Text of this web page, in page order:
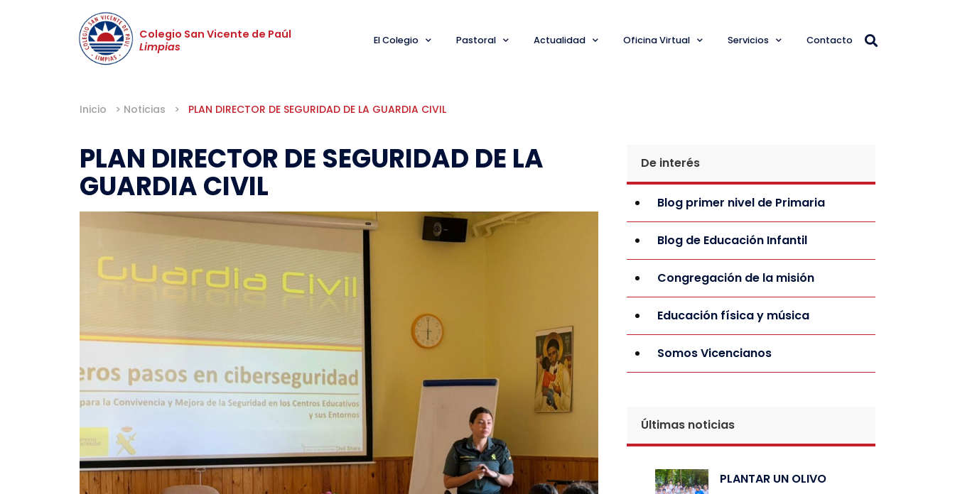
Colegio San Vicente de Paúl
Limpias
El Colegio Pastoral Actualidad Oficina Virtual Servicios Contacto
Inicio > Noticias > PLAN DIRECTOR DE SEGURIDAD DE LA GUARDIA CIVIL
PLAN DIRECTOR DE SEGURIDAD DE LA
GUARDIA CIVIL
De interés
Blog primer nivel de Primaria
Blog de Educación Infantil
Congregación de la misión
Educación física y música
Somos Vicencianos
Últimas noticias
PLANTAR UN OLIVO